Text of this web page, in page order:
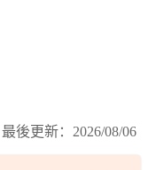
最後更新：2026/08/06